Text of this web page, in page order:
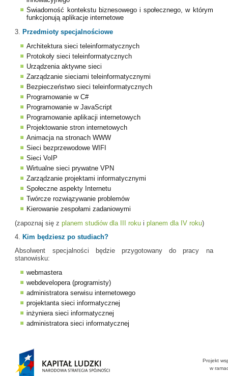
Świadomość kontekstu biznesowego i społecznego, w którym
funkcjonują aplikacje internetowe
3. Przedmioty specjalnościowe
Architektura sieci teleinformatycznych
Protokoły sieci teleinformatycznych
Urządzenia aktywne sieci
Zarządzanie sieciami teleinformatycznymi
Bezpieczeństwo sieci teleinformatycznych
Programowanie w C#
Programowanie w JavaScript
Programowanie aplikacji internetowych
Projektowanie stron internetowych
Animacja na stronach WWW
Sieci bezprzewodowe WIFI
Sieci VoIP
Wirtualne sieci prywatne VPN
Zarządzanie projektami informatycznymi
Społeczne aspekty Internetu
Twórcze rozwiązywanie problemów
Kierowanie zespołami zadaniowymi
(zapoznaj się zplanem studiów dla III roku iplanem dla IV roku)
4. Kim będziesz po studiach?
Absolwent specjalności będzie przygotowany do pracy na
stanowisku:
webmastera
webdevelopera (programisty)
administratora serwisu internetowego
projektanta sieci informatycznej
inżyniera sieci informatycznej
administratora sieci informatycznej
Projekt
w